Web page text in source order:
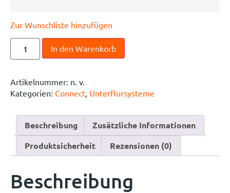
Zur Wunschliste hinzufügen
In den Warenkorb
Artikelnummer: n. v.
Kategorien: Connect, Unterflursysteme
Beschreibung
Zusätzliche Informationen
Produktsicherheit
Rezensionen (0)
Beschreibung